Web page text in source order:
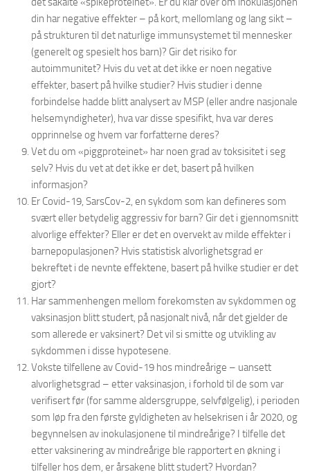
din har negative effekter – på kort, mellomlang og lang sikt –
på strukturen til det naturlige immunsystemet til mennesker
(generelt og spesielt hos barn)? Gir det risiko for
autoimmunitet? Hvis du vet at det ikke er noen negative
effekter, basert på hvilke studier? Hvis studier i denne
forbindelse hadde blitt analysert av MSP (eller andre nasjonale
helsemyndigheter), hva var disse spesifikt, hva var deres
opprinnelse og hvem var forfatterne deres?
Vet du om «piggproteinet» har noen grad av toksisitet i seg
selv? Hvis du vet at det ikke er det, basert på hvilken
informasjon?
Er Covid-19, SarsCov-2, en sykdom som kan defineres som
svært eller betydelig aggressiv for barn? Gir det i gjennomsnitt
alvorlige effekter? Eller er det en overvekt av milde effekter i
barnepopulasjonen? Hvis statistisk alvorlighetsgrad er
bekreftet i de nevnte effektene, basert på hvilke studier er det
gjort?
Har sammenhengen mellom forekomsten av sykdommen og
vaksinasjon blitt studert, på nasjonalt nivå, når det gjelder de
som allerede er vaksinert? Det vil si smitte og utvikling av
sykdommen i disse hypotesene.
Vokste tilfellene av Covid-19 hos mindreårige – uansett
alvorlighetsgrad – etter vaksinasjon, i forhold til de som var
verifisert før (for samme aldersgruppe, selvfølgelig), i perioden
som løp fra den første gyldigheten av helsekrisen i år 2020, og
begynnelsen av inokulasjonene til mindreårige? I tilfelle det
etter vaksinering av mindreårige ble rapportert en økning i
tilfeller hos dem, er årsakene blitt studert? Hvordan?